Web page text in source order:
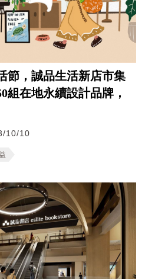
節，誠品生活新店市集
組在地永續設計品牌，
10/10